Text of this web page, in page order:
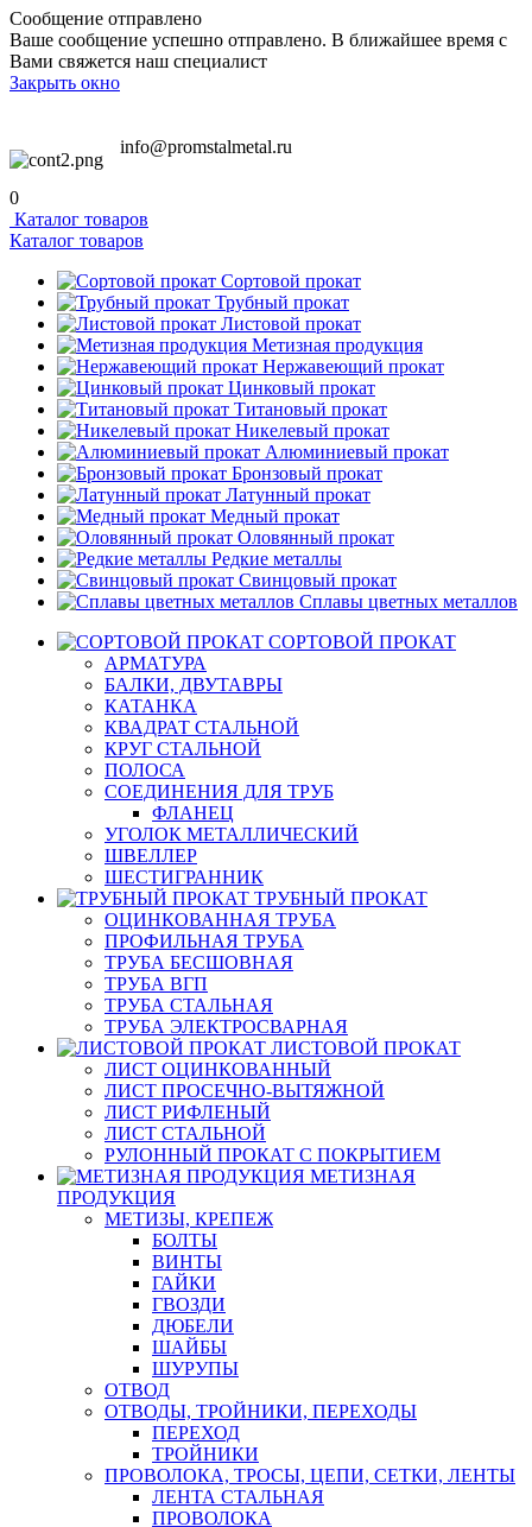
Сообщение отправлено
Ваше сообщение успешно отправлено. В ближайшее время с
Вами свяжется наш специалист
Закрыть окно
info@promstalmetal.ru
0
Каталог товаров
Каталог товаров
Сортовой прокат
Трубный прокат
Листовой прокат
Метизная продукция
Нержавеющий прокат
Цинковый прокат
Титановый прокат
Никелевый прокат
Алюминиевый прокат
Бронзовый прокат
Латунный прокат
Медный прокат
Оловянный прокат
Редкие металлы
Свинцовый прокат
Сплавы цветных металлов
СОРТОВОЙ ПРОКАТ
АРМАТУРА
БАЛКИ, ДВУТАВРЫ
КАТАНКА
КВАДРАТ СТАЛЬНОЙ
КРУГ СТАЛЬНОЙ
ПОЛОСА
СОЕДИНЕНИЯ ДЛЯ ТРУБ
ФЛАНЕЦ
УГОЛОК МЕТАЛЛИЧЕСКИЙ
ШВЕЛЛЕР
ШЕСТИГРАННИК
ТРУБНЫЙ ПРОКАТ
ОЦИНКОВАННАЯ ТРУБА
ПРОФИЛЬНАЯ ТРУБА
ТРУБА БЕСШОВНАЯ
ТРУБА ВГП
ТРУБА СТАЛЬНАЯ
ТРУБА ЭЛЕКТРОСВАРНАЯ
ЛИСТОВОЙ ПРОКАТ
ЛИСТ ОЦИНКОВАННЫЙ
ЛИСТ ПРОСЕЧНО-ВЫТЯЖНОЙ
ЛИСТ РИФЛЕНЫЙ
ЛИСТ СТАЛЬНОЙ
РУЛОННЫЙ ПРОКАТ С ПОКРЫТИЕМ
МЕТИЗНАЯ
ПРОДУКЦИЯ
МЕТИЗЫ, КРЕПЕЖ
БОЛТЫ
ВИНТЫ
ГАЙКИ
ГВОЗДИ
ДЮБЕЛИ
ШАЙБЫ
ШУРУПЫ
ОТВОД
ОТВОДЫ, ТРОЙНИКИ, ПЕРЕХОДЫ
ПЕРЕХОД
ТРОЙНИКИ
ПРОВОЛОКА, ТРОСЫ, ЦЕПИ, СЕТКИ, ЛЕНТЫ
ЛЕНТА СТАЛЬНАЯ
ПРОВОЛОКА